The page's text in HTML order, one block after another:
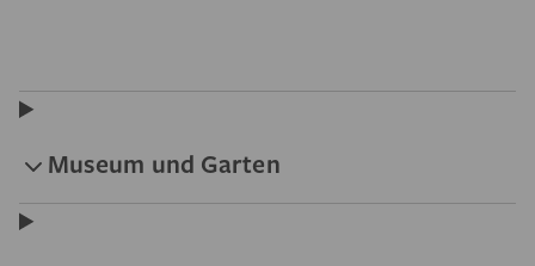
Museum und Garten